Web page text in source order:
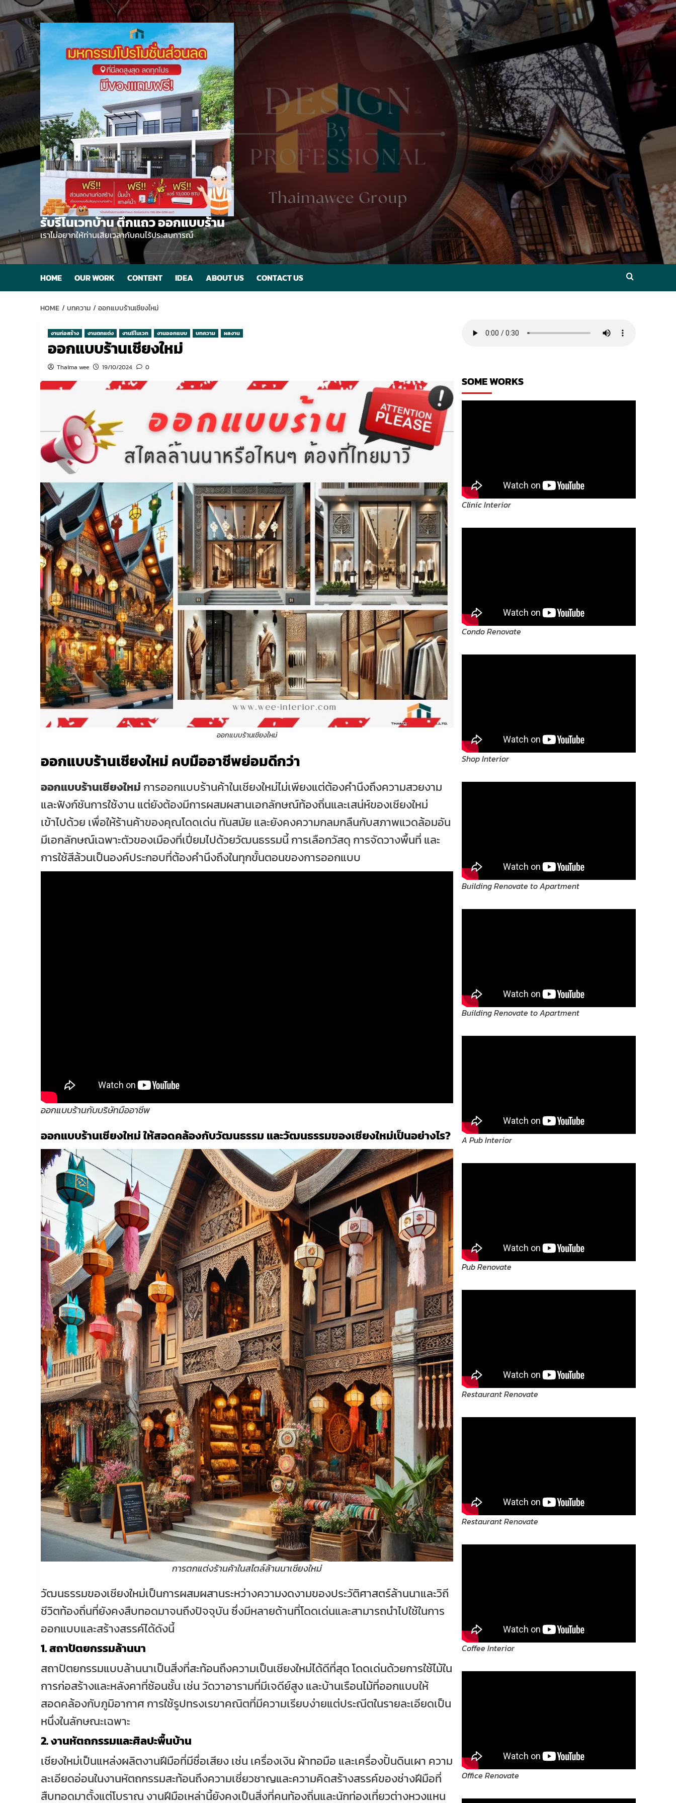
Skip
to
content
รับรีโนเวทบ้าน ตึกแถว ออกแบบร้าน
เราไม่อยากให้ท่านเสียเวลากับคนไร้ประสบการณ์
HOME OUR WORK CONTENT IDEA ABOUT US CONTACT US
HOME บทความ ออกแบบร้านเชียงใหม่
งานก่อสร้าง งานตกแต่ง งานรีโนเวท งานออกแบบ บทความ ผลงาน
ออกแบบร้านเชียงใหม่
Thaima wee 19/10/2024 0
ออกแบบร้านเชียงใหม่
ออกแบบร้านเชียงใหม่ คบมืออาชีพย่อมดีกว่า
ออกแบบร้านเชียงใหม่ การออกแบบร้านค้าในเชียงใหม่ไม่เพียงแต่ต้องคำนึงถึงความสวยงาม
และฟังก์ชันการใช้งาน แต่ยังต้องมีการผสมผสานเอกลักษณ์ท้องถิ่นและเสน่ห์ของเชียงใหม่
เข้าไปด้วย เพื่อให้ร้านค้าของคุณโดดเด่น ทันสมัย และยังคงความกลมกลืนกับสภาพแวดล้อมอัน
มีเอกลักษณ์เฉพาะตัวของเมืองที่เปี่ยมไปด้วยวัฒนธรรมนี้ การเลือกวัสดุ การจัดวางพื้นที่ และ
การใช้สีล้วนเป็นองค์ประกอบที่ต้องคำนึงถึงในทุกขั้นตอนของการออกแบบ
ออกแบบร้านกับบริษัทมืออาชีพ
ออกแบบร้านเชียงใหม่ ให้สอดคล้องกับวัฒนธรรม และวัฒนธรรมของเชียงใหม่เป็นอย่างไร?
การตกแต่งร้านค้าในสไตล์ล้านนาเชียงใหม่
วัฒนธรรมของเชียงใหม่เป็นการผสมผสานระหว่างความงดงามของประวัติศาสตร์ล้านนาและวิถี
ชีวิตท้องถิ่นที่ยังคงสืบทอดมาจนถึงปัจจุบัน ซึ่งมีหลายด้านที่โดดเด่นและสามารถนำไปใช้ในการ
ออกแบบและสร้างสรรค์ได้ดังนี้
1.สถาปัตยกรรมล้านนา
สถาปัตยกรรมแบบล้านนาเป็นสิ่งที่สะท้อนถึงความเป็นเชียงใหม่ได้ดีที่สุด โดดเด่นด้วยการใช้ไม้ใน
การก่อสร้างและหลังคาที่ซ้อนชั้น เช่น วัดวาอารามที่มีเจดีย์สูง และบ้านเรือนไม้ที่ออกแบบให้
สอดคล้องกับภูมิอากาศ การใช้รูปทรงเรขาคณิตที่มีความเรียบง่ายแต่ประณีตในรายละเอียดเป็น
หนึ่งในลักษณะเฉพาะ
2.งานหัตถกรรมและศิลปะพื้นบ้าน
เชียงใหม่เป็นแหล่งผลิตงานฝีมือที่มีชื่อเสียง เช่น เครื่องเงิน ผ้าทอมือ และเครื่องปั้นดินเผา ความ
ละเอียดอ่อนในงานหัตถกรรมสะท้อนถึงความเชี่ยวชาญและความคิดสร้างสรรค์ของช่างฝีมือที่
สืบทอดมาตั้งแต่โบราณ งานฝีมือเหล่านี้ยังคงเป็นสิ่งที่คนท้องถิ่นและนักท่องเที่ยวต่างหวงแหน
SOME WORKS
Clinic Interior
Condo Renovate
Shop Interior
Building Renovate to Apartment
Building Renovate to Apartment
A Pub Interior
Pub Renovate
Restaurant Renovate
Restaurant Renovate
Coffee Interior
Office Renovate